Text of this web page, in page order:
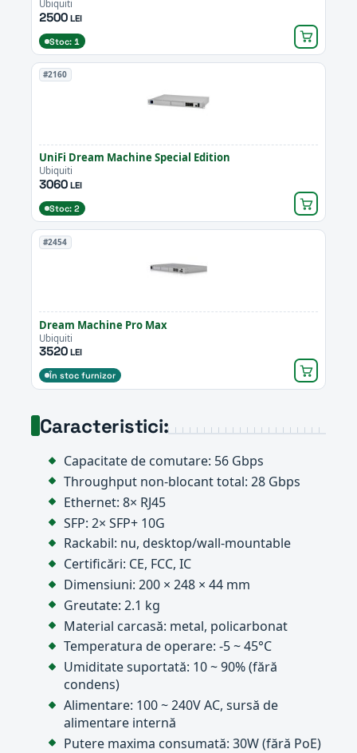
Ubiquiti
2500LEI
Stoc: 1
#2160
UniFi Dream Machine Special Edition
Ubiquiti
3060LEI
Stoc: 2
#2454
Dream Machine Pro Max
Ubiquiti
3520LEI
În stoc furnizor
Caracteristici:
Capacitate de comutare: 56 Gbps
Throughput non-blocant total: 28 Gbps
Ethernet: 8× RJ45
SFP: 2× SFP+ 10G
Rackabil: nu, desktop/wall-mountable
Certificări: CE, FCC, IC
Dimensiuni: 200 × 248 × 44 mm
Greutate: 2.1 kg
Material carcasă: metal, policarbonat
Temperatura de operare: -5 ~ 45°C
Umiditate suportată: 10 ~ 90% (fără
condens)
Alimentare: 100 ~ 240V AC, sursă de
alimentare internă
Putere maxima consumată: 30W (fără PoE)